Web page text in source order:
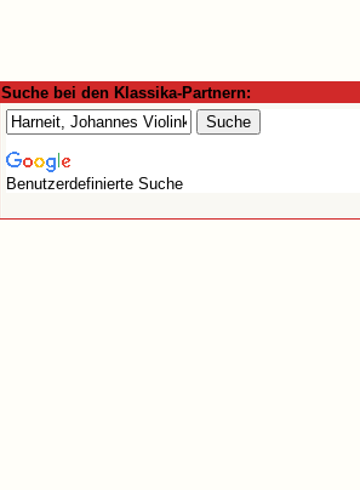
Suche bei den Klassika-Partnern:
Benutzerdefinierte Suche